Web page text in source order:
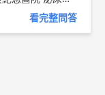
2w2cxcs
看完整問答